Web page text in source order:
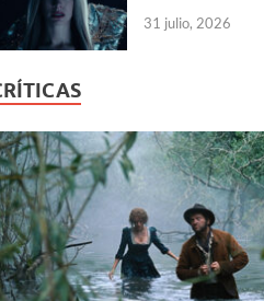
31 julio, 2026